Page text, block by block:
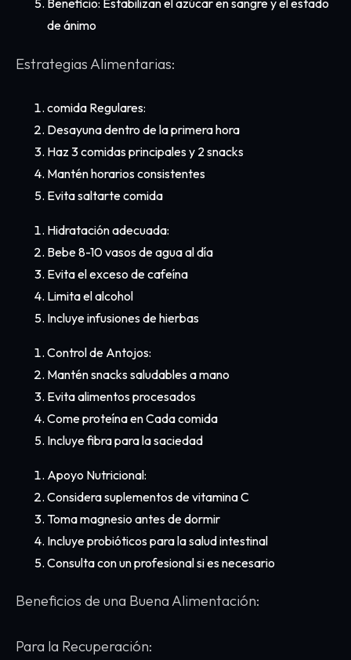
Beneficio: Estabilizan el azúcar en sangre y el estado
de ánimo
Estrategias Alimentarias:
comida Regulares:
Desayuna dentro de la primera hora
Haz 3 comidas principales y 2 snacks
Mantén horarios consistentes
Evita saltarte comida
Hidratación adecuada:
Bebe 8-10 vasos de agua al día
Evita el exceso de cafeína
Limita el alcohol
Incluye infusiones de hierbas
Control de Antojos:
Mantén snacks saludables a mano
Evita alimentos procesados
Come proteína en Cada comida
Incluye fibra para la saciedad
Apoyo Nutricional:
Considera suplementos de vitamina C
Toma magnesio antes de dormir
Incluye probióticos para la salud intestinal
Consulta con un profesional si es necesario
Beneficios de una Buena Alimentación:
Para la Recuperación: